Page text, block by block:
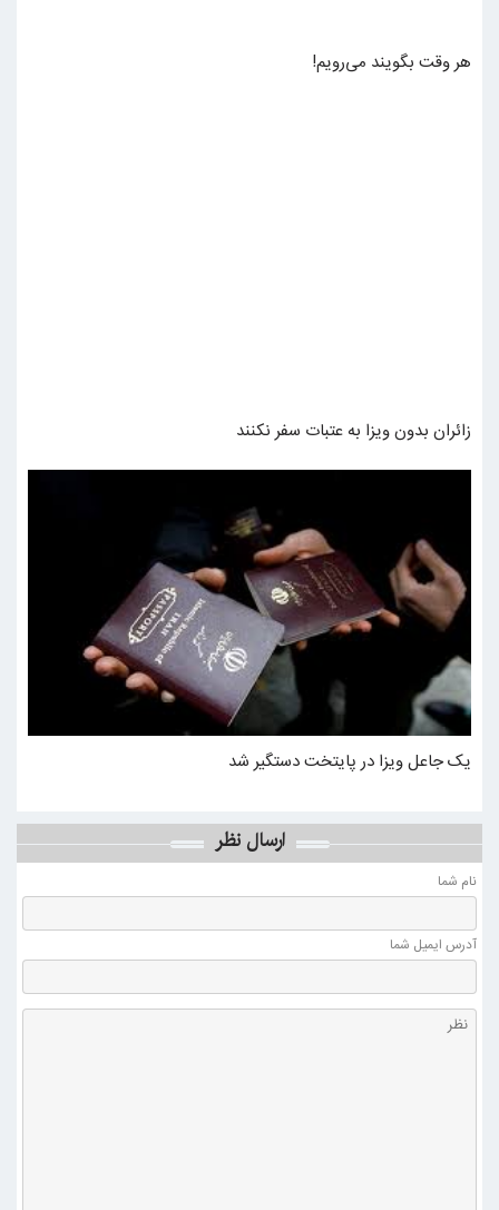
هر وقت بگویند می‌رویم!
زائران بدون ویزا به عتبات سفر نکنند
یک جاعل ویزا در پایتخت دستگیر شد
ارسال نظر
نام شما
آدرس ايميل شما